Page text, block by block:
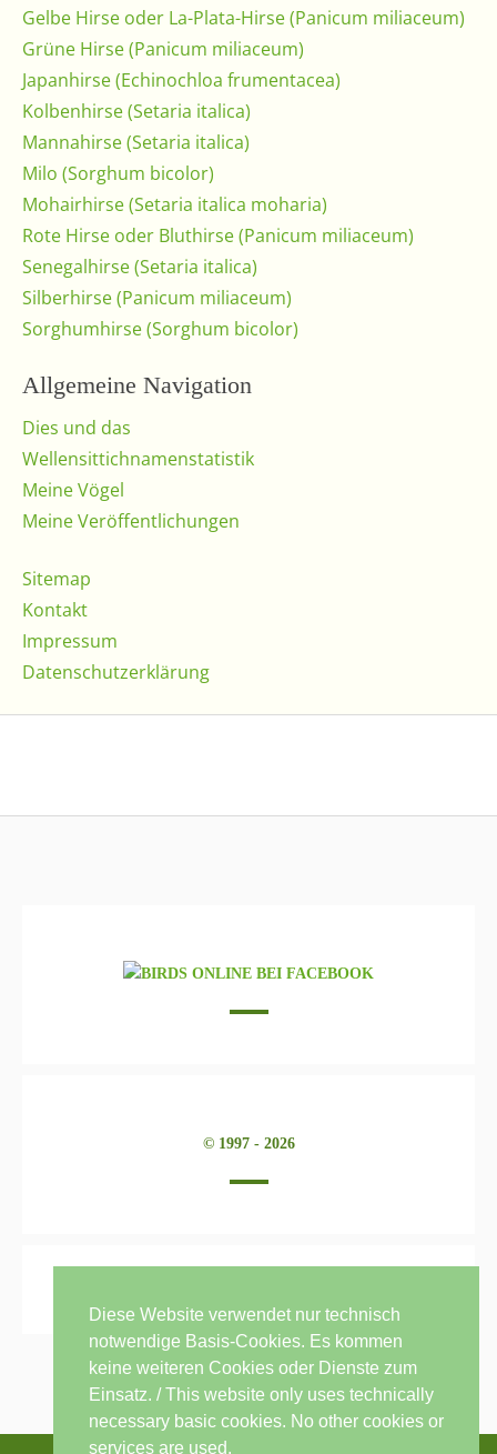
Gelbe Hirse oder La-Plata-Hirse (Panicum miliaceum)
Grüne Hirse (Panicum miliaceum)
Japanhirse (Echinochloa frumentacea)
Kolbenhirse (Setaria italica)
Mannahirse (Setaria italica)
Milo (Sorghum bicolor)
Mohairhirse (Setaria italica moharia)
Rote Hirse oder Bluthirse (Panicum miliaceum)
Senegalhirse (Setaria italica)
Silberhirse (Panicum miliaceum)
Sorghumhirse (Sorghum bicolor)
Allgemeine Navigation
Dies und das
Wellensittichnamenstatistik
Meine Vögel
Meine Veröffentlichungen
Sitemap
Kontakt
Impressum
Datenschutzerklärung
© 1997 - 2026
Diese Website verwendet nur technisch
notwendige Basis-Cookies. Es kommen
keine weiteren Cookies oder Dienste zum
Einsatz. / This website only uses technically
necessary basic cookies. No other cookies or
services are used.